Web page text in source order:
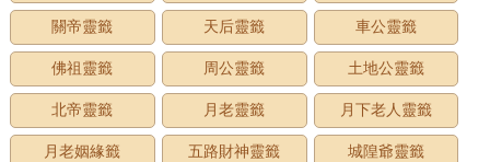
關帝靈籤 天后靈籤 車公靈籤
佛祖靈籤 周公靈籤 土地公靈籤
北帝靈籤 月老靈籤 月下老人靈籤
月老姻緣籤 五路財神靈籤 城隍爺靈籤